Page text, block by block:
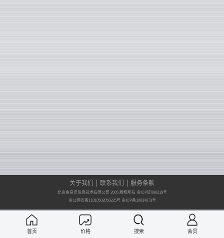
首页 价格 搜索 会员
关于我们 联系我们 服务条款
北京金易讯信息技术有限公司 2005 版权所有 京ICP证090219号
京公网安备11010502056225号京ICP备10034673号